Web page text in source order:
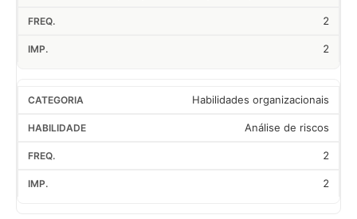
2
2
Habilidades organizacionais
Análise de riscos
2
2